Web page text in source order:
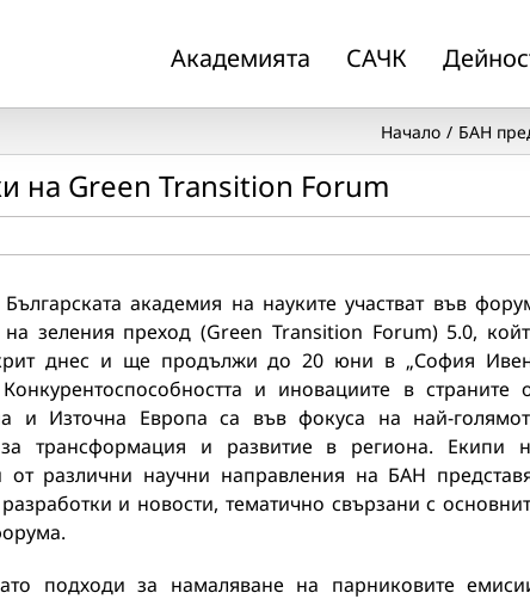
Академията САЧК
Начало БАН
на Green Transition Forum
академия на науките участват във
на зеления преход (Green Transition Forum) 5.0,
днес и ще продължи до 20 юни в „София
и иновациите в страните
и Източна Европа са във фокуса на най-
трансформация и развитие в региона. Екипи
от различни научни направления на БАН
и новости, тематично свързани с
подходи за намаляване на парниковите